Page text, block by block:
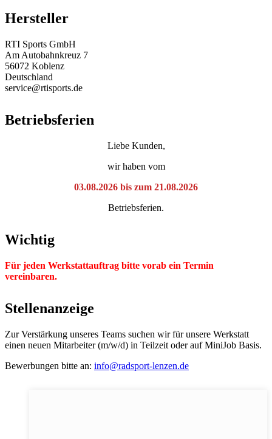
Hersteller
RTI Sports GmbH
Am Autobahnkreuz 7
56072 Koblenz
Deutschland
service@rtisports.de
Betriebsferien
Liebe Kunden,
wir haben vom
03.08.2026 bis zum 21.08.2026
Betriebsferien.
Wichtig
Für jeden Werkstattauftrag bitte vorab ein Termin
vereinbaren.
Stellenanzeige
Zur Verstärkung unseres Teams suchen wir für unsere Werkstatt
einen neuen Mitarbeiter (m/w/d) in Teilzeit oder auf MiniJob Basis.
Bewerbungen bitte an: info@radsport-lenzen.de